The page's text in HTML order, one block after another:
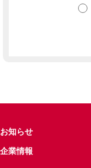
お知らせ
企業情報